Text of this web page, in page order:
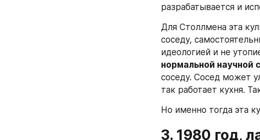
разрабатывается и
Для Столлмена эта
соседу,
идеологией и не
нормальной научной
соседу. Сосед может
так работает кухня.
Но именно тогда эта
3. 1980 год,